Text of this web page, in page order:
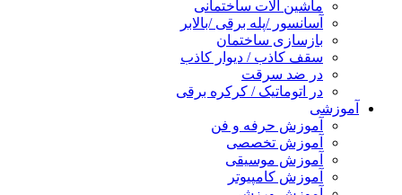
ماشین آلات ساختمانی
آسانسور /پله برقی /بالابر
بازسازی ساختمان
سقف کاذب / دیوار کاذب
در ضد سرقت
در اتوماتیک / کرکره برقی
آموزشی
آموزش حرفه و فن
آموزش تخصصی
آموزش موسیقی
آموزش کامپیوتر